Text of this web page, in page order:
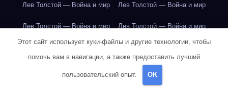
Лев Толстой — Война и мир Лев Толстой — Война и мир
Лев Толстой — Война и мир Лев Толстой — Война и мир
Лев Толстой — Война и мир Лев Толстой — Война и мир
Лев Толстой — Война и мир
Этот сайт использует куки-файлы и другие технологии, чтобы
помочь вам в навигации, а также предоставить лучший
пользовательский опыт. OK